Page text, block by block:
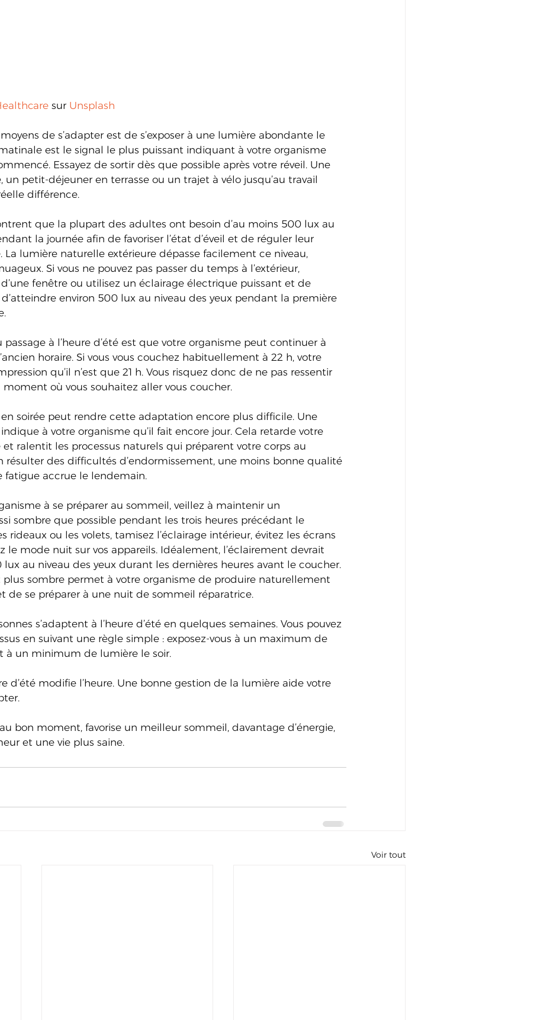
sur Unsplash
de s’adapter est de s’exposer à une lumière abondante le
est le signal le plus puissant indiquant à votre organisme
Essayez de sortir dès que possible après votre réveil. Une
petit-déjeuner en terrasse ou un trajet à vélo jusqu’au travail
différence.
que la plupart des adultes ont besoin d’au moins 500 lux au
la journée afin de favoriser l’état d’éveil et de réguler leur
La lumière naturelle extérieure dépasse facilement ce niveau,
Si vous ne pouvez pas passer du temps à l’extérieur,
fenêtre ou utilisez un éclairage électrique puissant et de
environ 500 lux au niveau des yeux pendant la première
à l’heure d’été est que votre organisme peut continuer à
horaire. Si vous vous couchez habituellement à 22 h, votre
qu’il n’est que 21 h. Vous risquez donc de ne pas ressentir
où vous souhaitez aller vous coucher.
soirée peut rendre cette adaptation encore plus difficile. Une
à votre organisme qu’il fait encore jour. Cela retarde votre
ralentit les processus naturels qui préparent votre corps au
résulter des difficultés d’endormissement, une moins bonne qualité
fatigue accrue le lendemain.
à se préparer au sommeil, veillez à maintenir un
sombre que possible pendant les trois heures précédant le
rideaux ou les volets, tamisez l’éclairage intérieur, évitez les écrans
le mode nuit sur vos appareils. Idéalement, l’éclairement devrait
lux au niveau des yeux durant les dernières heures avant le coucher.
plus sombre permet à votre organisme de produire naturellement
de se préparer à une nuit de sommeil réparatrice.
s’adaptent à l’heure d’été en quelques semaines. Vous pouvez
en suivant une règle simple : exposez-vous à un maximum de
à un minimum de lumière le soir.
d’été modifie l’heure. Une bonne gestion de la lumière aide votre
bon moment, favorise un meilleur sommeil, davantage d’énergie,
et une vie plus saine.
Voir tout